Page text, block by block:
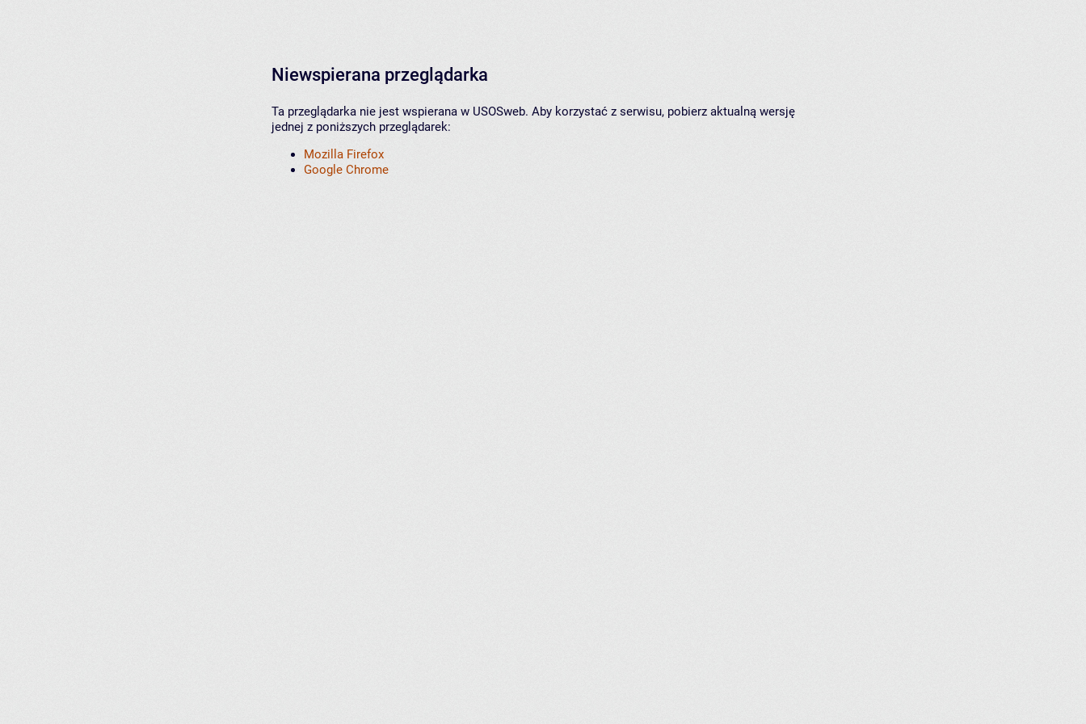
Niewspierana przeglądarka
Ta przeglądarka nie jest wspierana w USOSweb. Aby korzystać z serwisu, pobierz aktualną wersję
jednej z poniższych przeglądarek:
Mozilla Firefox
Google Chrome